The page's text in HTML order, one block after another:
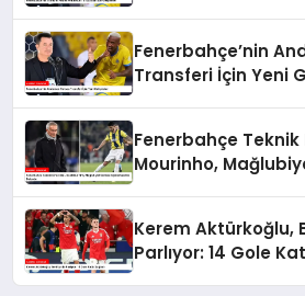
Fenerbahçe’nin
Transferi İçin Yeni
Fenerbahçe
Mourinho,
Kerem Aktürkoğlu,
Parlıyor: 14 Gole